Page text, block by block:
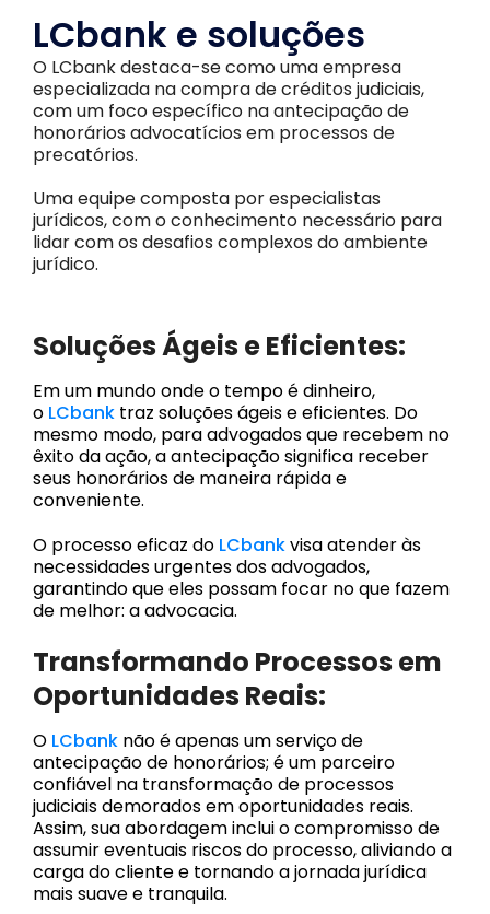
LCbank e soluções
O LCbank destaca-se como uma empresa
especializada na compra de créditos judiciais,
com um foco específico na antecipação de
honorários advocatícios em processos de
precatórios.
Uma equipe composta por especialistas
jurídicos, com o conhecimento necessário para
lidar com os desafios complexos do ambiente
jurídico.
Soluções Ágeis e Eficientes:
Em um mundo onde o tempo é dinheiro,
o LCbank traz soluções ágeis e eficientes. Do
mesmo modo, para advogados que recebem no
êxito da ação, a antecipação significa receber
seus honorários de maneira rápida e
conveniente.
O processo eficaz do LCbankvisa atender às
necessidades urgentes dos advogados,
garantindo que eles possam focar no que fazem
de melhor: a advocacia.
Transformando Processos em
Oportunidades Reais:
O LCbank não é apenas um serviço de
antecipação de honorários; é um parceiro
confiável na transformação de processos
judiciais demorados em oportunidades reais.
Assim, sua abordagem inclui o compromisso de
assumir eventuais riscos do processo, aliviando a
carga do cliente e tornando a jornada jurídica
mais suave e tranquila.